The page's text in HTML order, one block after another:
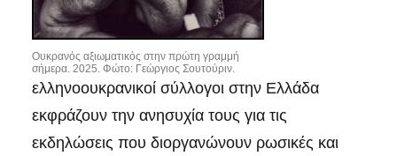
Ουκρανός αξιωματικός στην πρώτη γραμμή
σήμερα. 2025. Φώτο: Γεώργιος Σουτούριν.
ελληνοουκρανικοί σύλλογοι στην Ελλάδα
εκφράζουν την ανησυχία τους για τις
εκδηλώσεις που διοργανώνουν ρωσικές και